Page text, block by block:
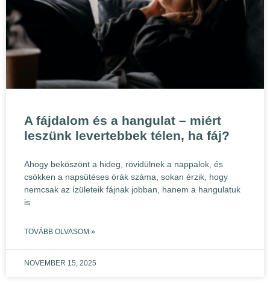
A fájdalom és a hangulat – miért
leszünk levertebbek télen, ha fáj?
Ahogy beköszönt a hideg, rövidülnek a nappalok, és
csökken a napsütéses órák száma, sokan érzik, hogy
nemcsak az ízületeik fájnak jobban, hanem a hangulatuk
is
TOVÁBB OLVASOM »
NOVEMBER 15, 2025